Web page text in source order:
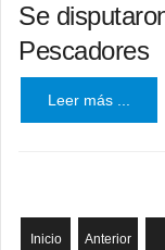
Se
Pescadores
Leer más ...
Inicio Anterior